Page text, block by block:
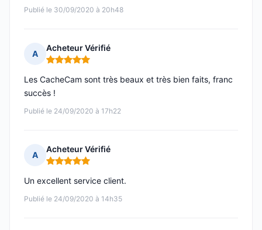
Publié le 30/09/2020 à 20h48
A
Acheteur Vérifié
Note : 5 sur 5
Publié le 24/09/2020 à 17h22
Les CacheCam sont très beaux et très bien faits, franc
succès !
A
Acheteur Vérifié
Note : 5 sur 5
Publié le 24/09/2020 à 14h35
Un excellent service client.